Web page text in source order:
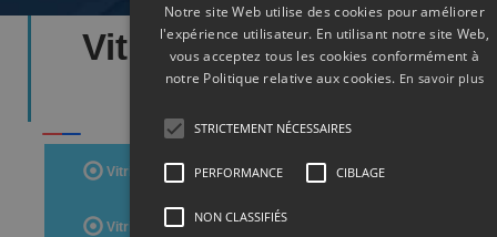
Vitrier Départements
Essonne
Vitrier Evry
Vitrier Massy
Notre site Web utilise des cookies pour améliorer
l'expérience utilisateur. En utilisant notre site Web,
vous acceptez tous les cookies conformément à
notre Politique relative aux cookies. En savoir plus
STRICTEMENT NÉCESSAIRES
PERFORMANCE CIBLAGE
NON CLASSIFIÉS